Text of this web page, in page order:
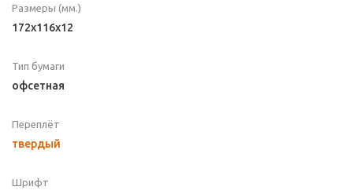
Размеры (мм.)
172x116x12
Тип бумаги
офсетная
Переплёт
твердый
Шрифт